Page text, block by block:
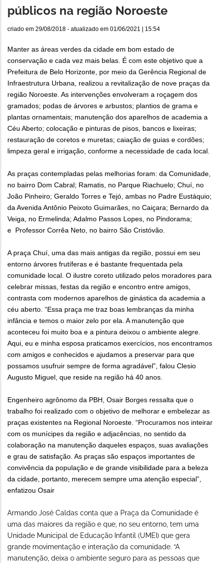
públicos na região Noroeste
criado em 29/08/2018 - atualizado em 01/06/2021 | 15:54
Manter as áreas verdes da cidade em bom estado de
conservação e cada vez mais belas. É com este objetivo que a
Prefeitura de Belo Horizonte, por meio da Gerência Regional de
Infraestrutura Urbana, realizou a revitalização de nove praças da
região Noroeste. As intervenções envolveram a roçagem dos
gramados; podas de árvores e arbustos; plantios de grama e
plantas ornamentais; manutenção dos aparelhos de academia a
Céu Aberto; colocação e pinturas de pisos, bancos e lixeiras;
restauração de coretos e muretas; caiação de guias e cordões;
limpeza geral e irrigação, conforme a necessidade de cada local.
As praças contempladas pelas melhorias foram: da Comunidade,
no bairro Dom Cabral; Ramatis, no Parque Riachuelo; Chuí, no
João Pinheiro; Geraldo Torres e Tejó, ambas no Padre Eustáquio;
da Avenida Antônio Peixoto Guimarães, no Caiçara; Bernardo da
Veiga, no Ermelinda; Adalmo Passos Lopes, no Pindorama;
e Professor Corrêa Neto, no bairro São Cristóvão.
A praça Chuí, uma das mais antigas da região, possui em seu
entorno árvores frutíferas e é bastante frequentada pela
comunidade local. O ilustre coreto utilizado pelos moradores para
celebrar missas, festas da região e encontro entre amigos,
contrasta com modernos aparelhos de ginástica da academia a
céu aberto. “Essa praça me traz boas lembranças da minha
infância e temos o maior zelo por ela. A manutenção que
aconteceu foi muito boa e a pintura deixou o ambiente alegre.
Aqui, eu e minha esposa praticamos exercícios, nos encontramos
com amigos e conhecidos e ajudamos a preservar para que
possamos usufruir sempre de forma agradável”, falou Clesio
Augusto Miguel, que reside na região há 40 anos.
Engenheiro agrônomo da PBH, Osair Borges ressalta que o
trabalho foi realizado com o objetivo de melhorar e embelezar as
praças existentes na Regional Noroeste. “Procuramos nos inteirar
com os munícipes da região e adjacências, no sentido da
colaboração na manutenção daqueles espaços, suas avaliações
e grau de satisfação. As praças são espaços importantes de
convivência da população e de grande visibilidade para a beleza
da cidade, portanto, merecem sempre uma atenção especial”,
enfatizou Osair
Armando José Caldas conta que a Praça da Comunidade é
uma das maiores da região e que, no seu entorno, tem uma
Unidade Municipal de Educação Infantil (UMEI) que gera
grande movimentação e interação da comunidade. “A
manutenção, deixa o ambiente seguro para as pessoas que